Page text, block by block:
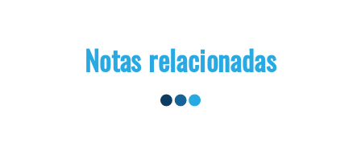
Notas relacionadas